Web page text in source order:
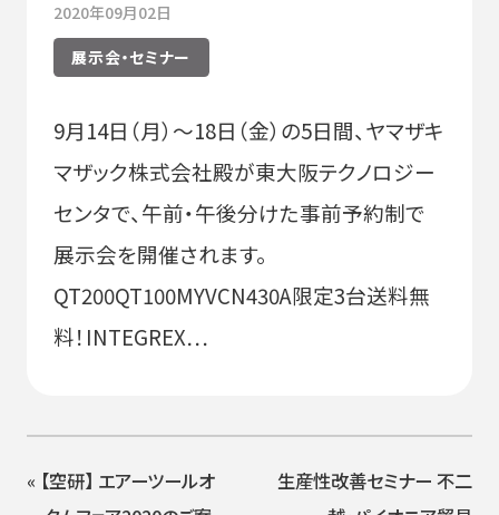
2020年09月02日
展示会・セミナー
9月14日（月）～18日（金）の5日間、ヤマザキ
マザック株式会社殿が東大阪テクノロジー
センタで、午前・午後分けた事前予約制で
展示会を開催されます。
QT200QT100MYVCN430A限定3台送料無
料！INTEGREX…
« 【空研】 エアーツールオ
生産性改善セミナー 不二